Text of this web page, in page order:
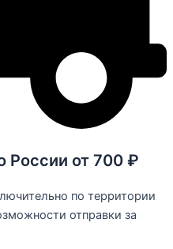
России от 700 ₽
по территории
отправки за